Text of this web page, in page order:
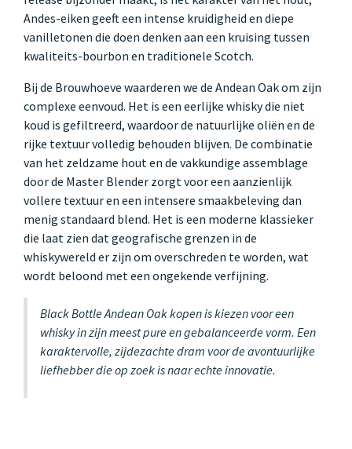
Andes-eiken geeft een intense kruidigheid en diepe
vanilletonen die doen denken aan een kruising tussen
kwaliteits-bourbon en traditionele Scotch.
Bij de Brouwhoeve waarderen we de Andean Oak om zijn
complexe eenvoud. Het is een eerlijke whisky die niet
koud is gefiltreerd, waardoor de natuurlijke oliën en de
rijke textuur volledig behouden blijven. De combinatie
van het zeldzame hout en de vakkundige assemblage
door de Master Blender zorgt voor een aanzienlijk
vollere textuur en een intensere smaakbeleving dan
menig standaard blend. Het is een moderne klassieker
die laat zien dat geografische grenzen in de
whiskywereld er zijn om overschreden te worden, wat
wordt beloond met een ongekende verfijning.
Black Bottle Andean Oak kopen is kiezen voor een
whisky in zijn meest pure en gebalanceerde vorm. Een
karaktervolle, zijdezachte dram voor de avontuurlijke
liefhebber die op zoek is naar echte innovatie.